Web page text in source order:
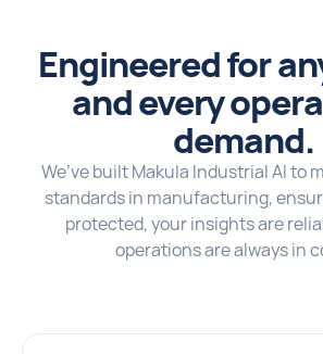
Engineered for
and every
demand.
We’ve built Makula Industrial AI to
standards in manufacturing,
protected, your insights are
operations are always in